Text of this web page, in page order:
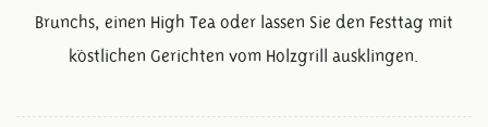
Brunchs, einen High Tea oder lassen Sie den Festtag mit
köstlichen Gerichten vom Holzgrill ausklingen.